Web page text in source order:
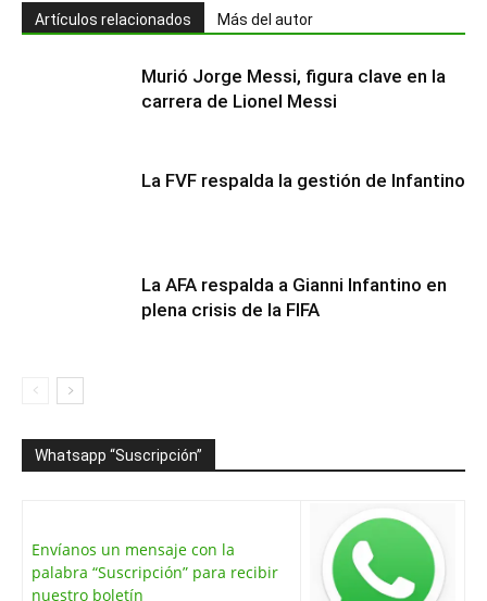
Artículos relacionados Más del autor
Murió Jorge Messi, figura clave en la
carrera de Lionel Messi
La FVF respalda la gestión de Infantino
La AFA respalda a Gianni Infantino en
plena crisis de la FIFA
Whatsapp “Suscripción”
Envíanos un mensaje con la
palabra “Suscripción” para recibir
nuestro boletín